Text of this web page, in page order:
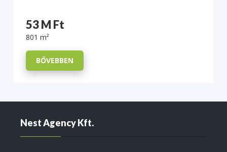
53 M Ft
801 m²
BŐVEBBEN
Nest Agency Kft.